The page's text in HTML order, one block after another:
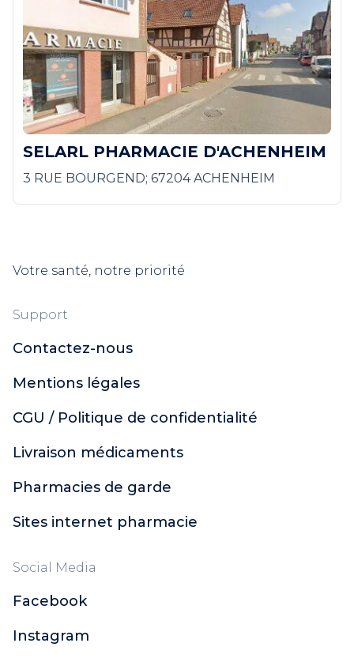
SELARL PHARMACIE D'ACHENHEIM
3 RUE BOURGEND; 67204 ACHENHEIM
Votre santé, notre priorité
Support
Contactez-nous
Mentions légales
CGU / Politique de confidentialité
Livraison médicaments
Pharmacies de garde
Sites internet pharmacie
Social Media
Facebook
Instagram